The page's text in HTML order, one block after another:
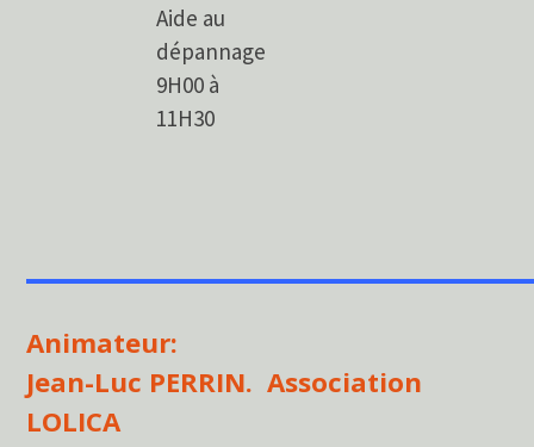
Aide au
dépannage
9H00 à
11H30
Animateur:
Jean-Luc PERRIN. Association
LOLICA